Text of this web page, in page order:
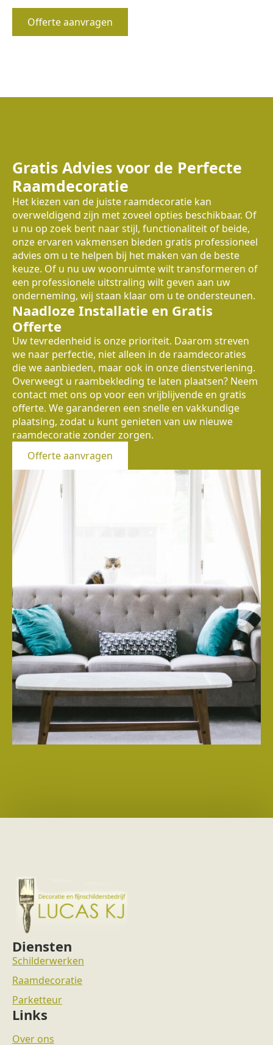
Offerte aanvragen
Gratis Advies voor de Perfecte
Raamdecoratie
Het kiezen van de juiste raamdecoratie kan
overweldigend zijn met zoveel opties beschikbaar. Of
u nu op zoek bent naar stijl, functionaliteit of beide,
onze ervaren vakmensen bieden gratis professioneel
advies om u te helpen bij het maken van de beste
keuze. Of u nu uw woonruimte wilt transformeren of
een professionele uitstraling wilt geven aan uw
onderneming, wij staan klaar om u te ondersteunen.
Naadloze Installatie en Gratis
Offerte
Uw tevredenheid is onze prioriteit. Daarom streven
we naar perfectie, niet alleen in de raamdecoraties
die we aanbieden, maar ook in onze dienstverlening.
Overweegt u raambekleding te laten plaatsen? Neem
contact met ons op voor een vrijblijvende en gratis
offerte. We garanderen een snelle en vakkundige
plaatsing, zodat u kunt genieten van uw nieuwe
raamdecoratie zonder zorgen.
Offerte aanvragen
Diensten
Schilderwerken
Raamdecoratie
Parketteur
Links
Over ons